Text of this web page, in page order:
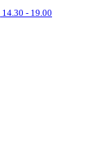
14.30 - 19.00